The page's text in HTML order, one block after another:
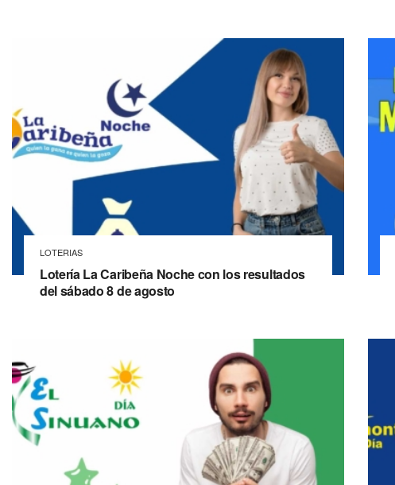
LOTERIAS
Lotería La Caribeña Noche con los resultados
del sábado 8 de agosto